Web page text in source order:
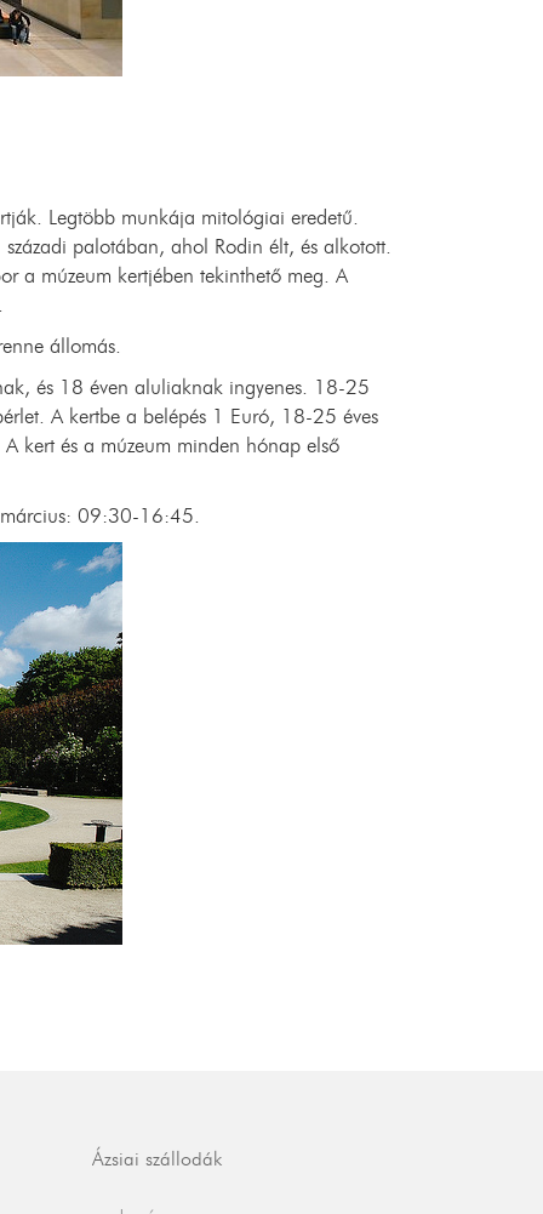
Legtöbb munkája mitológiai eredetű.
palotában, ahol Rodin élt, és alkotott.
a múzeum kertjében tekinthető meg. A
állomás.
és 18 éven aluliaknak ingyenes. 18-25
A kertbe a belépés 1 Euró, 18-25 éves
kert és a múzeum minden hónap első
09:30-16:45.
Ázsiai szállodák